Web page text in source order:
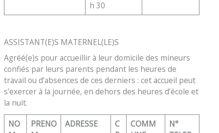
h 30
ASSISTANT(E)S MATERNEL(LE)S
Agréé(e)s pour accueillir à leur domicile des mineurs
confiés par leurs parents pendant les heures de
travail ou d’absences de ces derniers : cet accueil peut
s’exercer à la journée, en dehors des heures d’école et
la nuit.
NO
PRENO
ADRESSE
C
COMM
N°